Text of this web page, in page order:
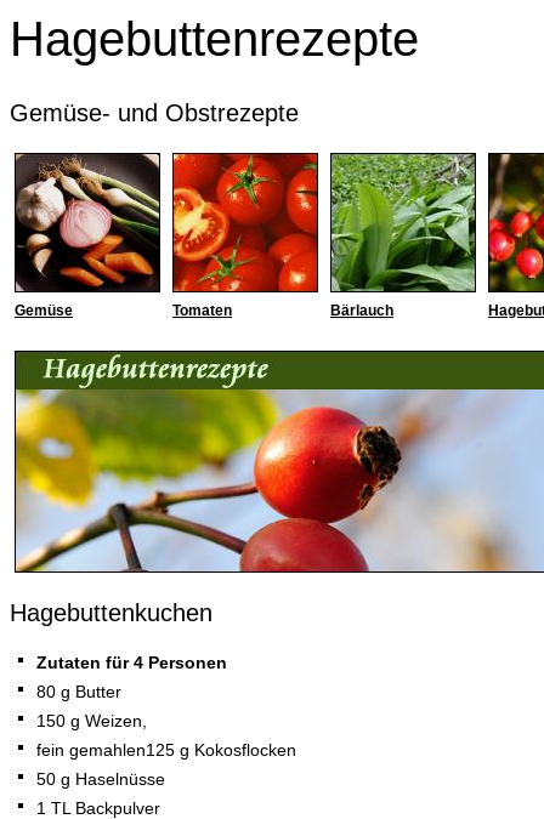
Hagebuttenrezepte
Gemüse- und Obstrezepte
Gemüse Tomaten Bärlauch
Hagebuttenkuchen
Zutaten für 4 Personen
80 g Butter
150 g Weizen,
fein gemahlen125 g Kokosflocken
50 g Haselnüsse
1 TL Backpulver